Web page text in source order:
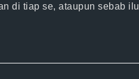
di tiap se, ataupun sebab